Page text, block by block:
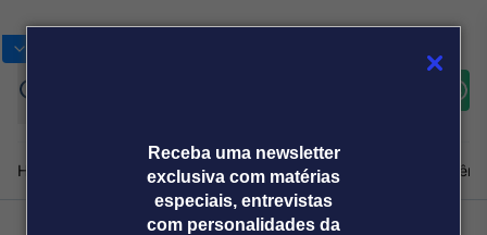
Receba uma newsletter
exclusiva com matérias
especiais, entrevistas
com personalidades da
Home Produtos e soluçõesNotíciasBlogWeekend